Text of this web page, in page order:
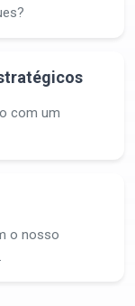
com um
o nosso